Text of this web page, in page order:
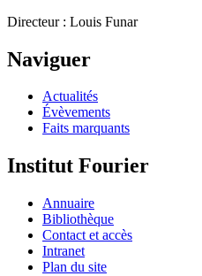
Directeur : Louis Funar
Naviguer
Actualités
Évèvements
Faits marquants
Institut Fourier
Annuaire
Bibliothèque
Contact et accès
Intranet
Plan du site